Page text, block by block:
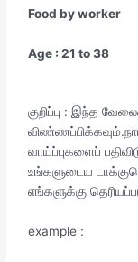
Food by worker
Age : 21 to 38
குறிப்பு : இந்த
வாய்ப்புகளைப்
உங்களுடைய
எங்களுக்கு
example :